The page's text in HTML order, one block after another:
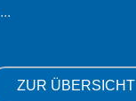
Weiterlesen ...
ZUR ÜBERSICHT